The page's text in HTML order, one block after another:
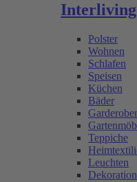
Interliving
Polster
Wohnen
Schlafen
Speisen
Küchen
Bäder
Teppiche
Leuchten